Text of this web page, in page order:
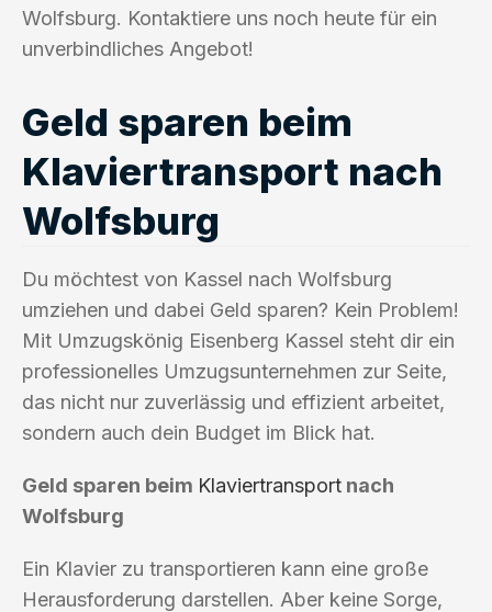
Wolfsburg. Kontaktiere uns noch heute für ein
unverbindliches Angebot!
Geld sparen beim
Klaviertransport nach
Wolfsburg
Du möchtest von Kassel nach Wolfsburg
umziehen und dabei Geld sparen? Kein Problem!
Mit Umzugskönig Eisenberg Kassel steht dir ein
professionelles Umzugsunternehmen zur Seite,
das nicht nur zuverlässig und effizient arbeitet,
sondern auch dein Budget im Blick hat.
Geld sparen beim Klaviertransport nach
Wolfsburg
Ein Klavier zu transportieren kann eine große
Herausforderung darstellen. Aber keine Sorge,